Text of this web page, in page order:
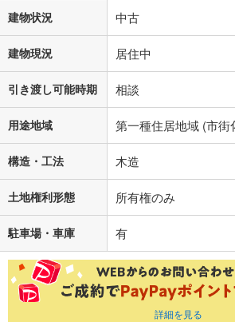
建物状況 中古
建物現況 居住中
引き渡し可能時期 相談
用途地域 第一種住居地域 (市街
構造・工法 木造
土地権利形態 所有権のみ
駐車場・車庫 有
詳細を見る